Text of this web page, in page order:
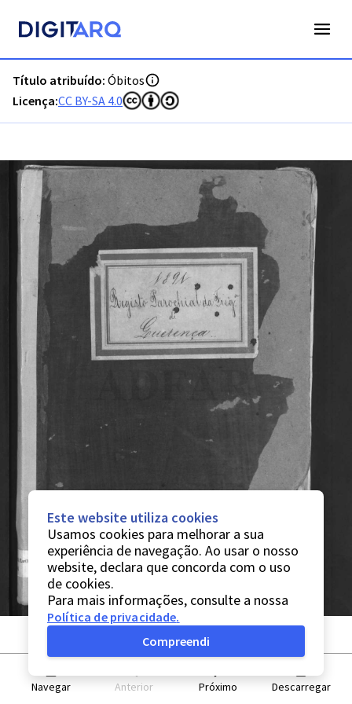
Título atribuído: Óbitos
Licença:CC BY-SA 4.0
Navegar Anterior Próximo Descarregar
Este website utiliza cookies
Usamos cookies para melhorar a sua
experiência de navegação. Ao usar o nosso
website, declara que concorda com o uso
de cookies.
Para mais informações, consulte a nossa
Política de privacidade.
Compreendi